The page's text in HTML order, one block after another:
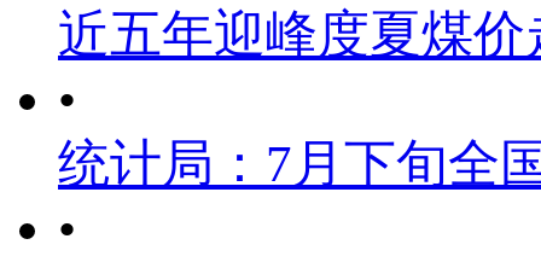
近五年迎峰度夏煤价
•
统计局：7月下旬全
•